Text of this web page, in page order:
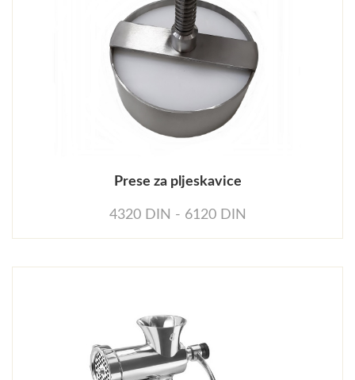
Prese za pljeskavice
4320 DIN - 6120 DIN